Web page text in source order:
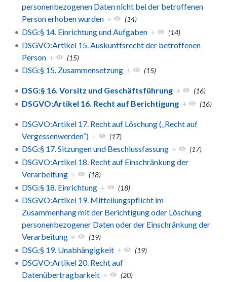
personenbezogenen Daten nicht bei der betroffenen
Person erhoben wurden + (14)
DSG:§ 14. Einrichtung und Aufgaben + (14)
DSGVO:Artikel 15. Auskunftsrecht der betroffenen
Person + (15)
DSG:§ 15. Zusammensetzung + (15)
DSG:§ 16. Vorsitz und Geschäftsführung + (16)
DSGVO:Artikel 16. Recht auf Berichtigung + (16)
DSGVO:Artikel 17. Recht auf Löschung („Recht auf
Vergessenwerden“) + (17)
DSG:§ 17. Sitzungen und Beschlussfassung + (17)
DSGVO:Artikel 18. Recht auf Einschränkung der
Verarbeitung + (18)
DSG:§ 18. Einrichtung + (18)
DSGVO:Artikel 19. Mitteilungspflicht im
Zusammenhang mit der Berichtigung oder Löschung
personenbezogener Daten oder der Einschränkung der
Verarbeitung + (19)
DSG:§ 19. Unabhängigkeit + (19)
DSGVO:Artikel 20. Recht auf
Datenübertragbarkeit + (20)